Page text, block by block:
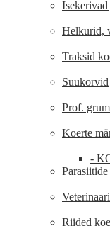
Helkurid,
Traksid
Suukorvid
Prof.
Koerte
-
Riided